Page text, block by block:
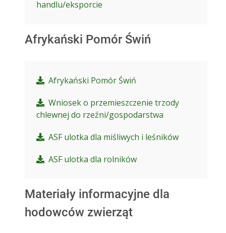
handlu/eksporcie
Afrykański Pomór Świń
Afrykański Pomór Świń
Wniosek o przemieszczenie trzody
chlewnej do rzeźni/gospodarstwa
ASF ulotka dla miśliwych i leśników
ASF ulotka dla rolników
Materiały informacyjne dla
hodowców zwierząt